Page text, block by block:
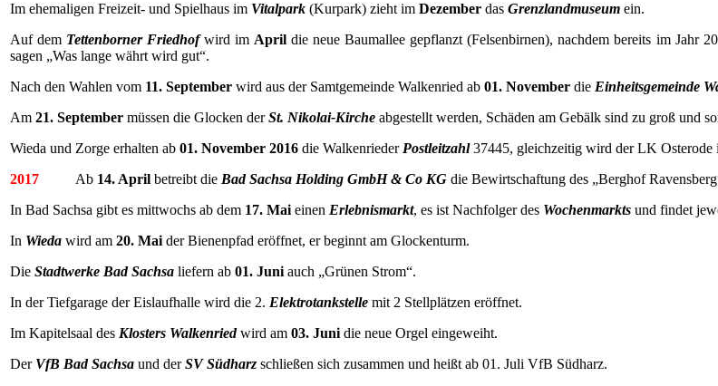
Im ehemaligen Freizeit- und Spielhaus im Vitalpark (Kurpark) zieht im Dezember das Grenzlandmuseum ein.
Auf dem Tettenborner Friedhofwird im April die neue Baumallee gepflanzt (Felsenbirnen), nachdem bereits im Jahr
sagen „Was lange währt wird gut“.
Nach den Wahlen vom 11. September wird aus der Samtgemeinde Walkenried ab 01. November die Einheitsgemeinde
Am 21. September müssen die Glocken derSt. Nikolai-Kirche abgestellt werden, Schäden am Gebälk sind zu groß und
Wieda und Zorge erhalten ab 01. November 2016 die Walkenrieder Postleitzahl37445, gleichzeitig wird der LK Osterode
2017 Ab 14. April betreibt die Bad Sachsa Holding GmbH & Co KG die Bewirtschaftung des „Berghof
In Bad Sachsa gibt es mittwochs ab dem 17. Mai einen Erlebnismarkt, es ist Nachfolger des Wochenmarkts und findet
In Wieda wird am 20. Mai der Bienenpfad eröffnet, er beginnt am Glockenturm.
Die Stadtwerke Bad Sachsa liefern ab 01. Juni auch „Grünen Strom“.
In der Tiefgarage der Eislaufhalle wird die 2. Elektrotankstelle mit 2 Stellplätzen eröffnet.
Im Kapitelsaal des Klosters Walkenriedwird am 03. Juni die neue Orgel eingeweiht.
Der VfB Bad Sachsa und derSV Südharz schließen sich zusammen und heißt ab 01. Juli VfB Südharz.